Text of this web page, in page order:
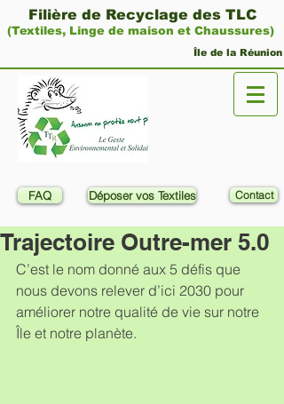
Filière de Recyclage des TLC
(Textiles, Linge de maison et Chaussures)
Île de la Réunion
FAQ Déposer vos Textiles Contact
Trajectoire Outre-mer 5.0
C’est le nom donné aux 5 défis que
nous devons relever d’ici 2030 pour
améliorer notre qualité de vie sur notre
Île et notre planète.